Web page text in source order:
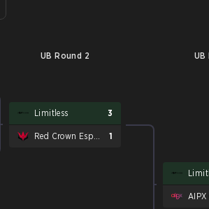
UB Round 2 UB
Limitless 3
1